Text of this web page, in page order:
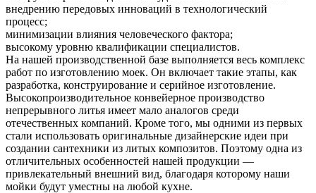
внедрению передовых инноваций в технологический
процесс;
минимизации влияния человеческого фактора;
высокому уровню квалификации специалистов.
На нашей производственной базе выполняется весь комплекс
работ по изготовлению моек. Он включает такие этапы, как
разработка, конструирование и серийное изготовление.
Высокопроизводительное конвейерное производство
непрерывного литья имеет мало аналогов среди
отечественных компаний. Кроме того, мы одними из первых
стали использовать оригинальные дизайнерские идеи при
создании сантехники из литых композитов. Поэтому одна из
отличительных особенностей нашей продукции —
привлекательный внешний вид, благодаря которому наши
мойки будут уместны на любой кухне.